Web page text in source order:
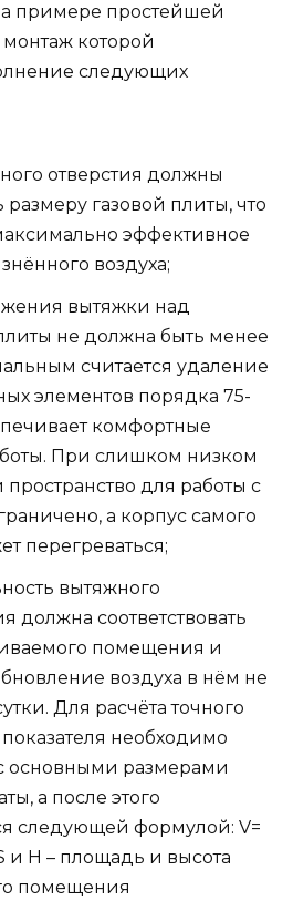
примере простейшей
которой
следующих
отверстия должны
размеру газовой плиты, что
эффективное
воздуха;
вытяжки над
не должна быть менее
считается удаление
элементов порядка 75-
комфортные
При слишком низком
для работы с
а корпус самого
перегреваться;
вытяжного
должна соответствовать
помещения и
воздуха в нём не
Для расчёта точного
необходимо
основными размерами
а после этого
следующей формулой: V=
и H – площадь и высота
помещения